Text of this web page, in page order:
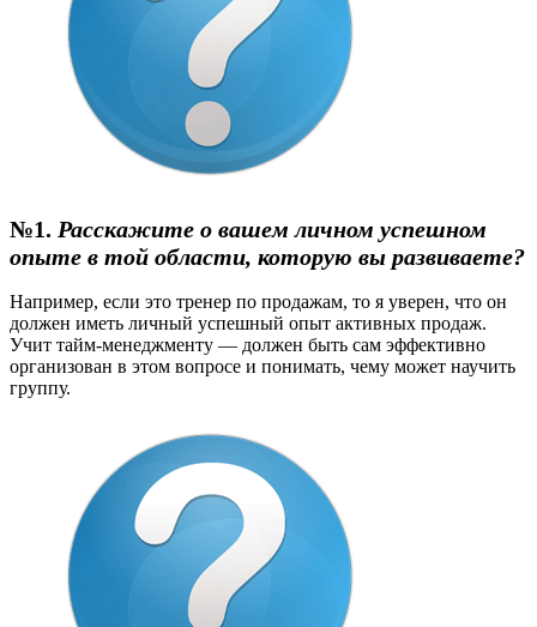
№1. Расскажите о вашем личном успешном
опыте в той области, которую вы развиваете?
Например, если это тренер по продажам, то я уверен, что он
должен иметь личный успешный опыт активных продаж.
Учит тайм-менеджменту — должен быть сам эффективно
организован в этом вопросе и понимать, чему может научить
группу.